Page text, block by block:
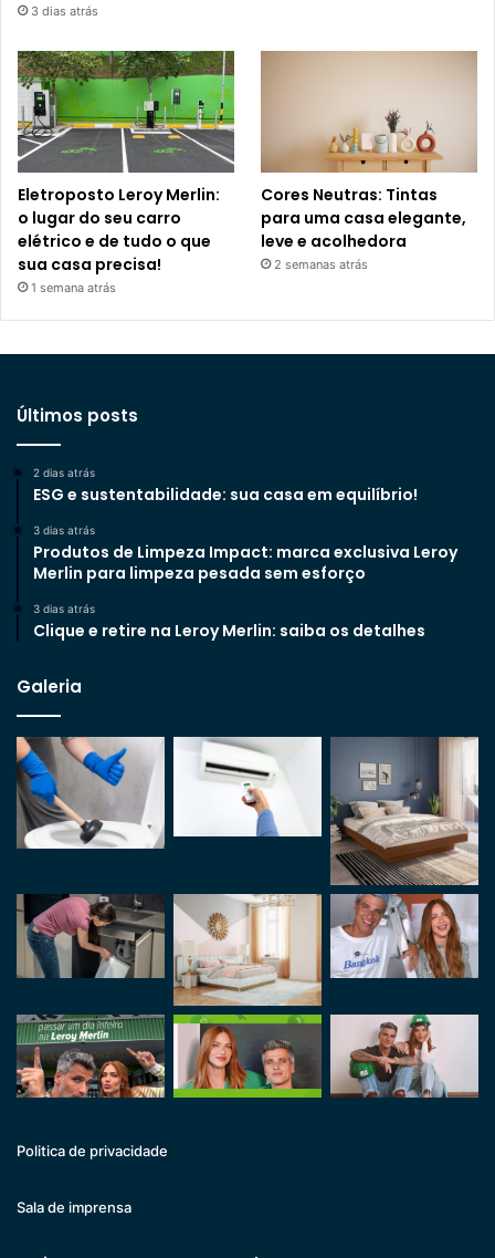
3 dias atrás
Eletroposto Leroy Merlin:
o lugar do seu carro
elétrico e de tudo o que
sua casa precisa!
1 semana atrás
Cores Neutras: Tintas
para uma casa elegante,
leve e acolhedora
2 semanas atrás
Últimos posts
2 dias atrás
ESG e sustentabilidade: sua casa em equilíbrio!
3 dias atrás
Produtos de Limpeza Impact: marca exclusiva Leroy
Merlin para limpeza pesada sem esforço
3 dias atrás
Clique e retire na Leroy Merlin: saiba os detalhes
Galeria
Politica de privacidade
Sala de imprensa